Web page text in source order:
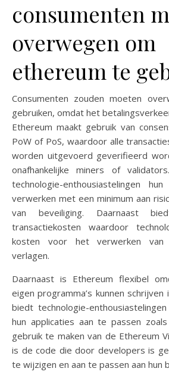
consumenten
overwegen om
ethereum te
Consumenten zouden moeten
gebruiken, omdat het
Ethereum maakt gebruik van
PoW of PoS, waardoor alle
worden uitgevoerd geverifieerd
onafhankelijke miners of
technologie-enthousiastelingen
verwerken met een minimum aan
van beveiliging. Daarnaast
transactiekosten waardoor
kosten voor het verwerken van
verlagen.
Daarnaast is Ethereum flexibel
eigen programma’s kunnen
biedt technologie-
hun applicaties aan te passen
gebruik te maken van de Ethereum
is de code die door developers is
te wijzigen en aan te passen aan hun